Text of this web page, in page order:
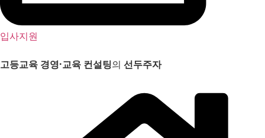
입사지원
고등교육 경영·교육 컨설팅의 선두주자